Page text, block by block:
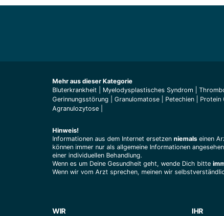
Mehr aus dieser Kategorie
Bluterkrankheit
Myelodysplastisches Syndrom
Gerinnungsstörung
Granulomatose Petechien Protein
Agranulozytose
Hinweis!
Informationen aus dem Internet ersetzen niemals einen
können immer nur als allgemeine Informationen
einer individuellen Behandlung.
Wenn es um Deine Gesundheit geht, wende Dich bitte
Wenn wir vom Arzt sprechen, meinen wir
WIR IHR